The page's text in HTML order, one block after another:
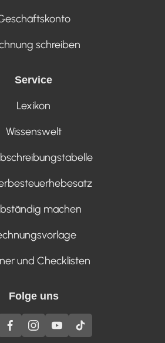
schreiben
Service
Lexikon
Wissenswelt
machen
und Checklisten
Folge uns